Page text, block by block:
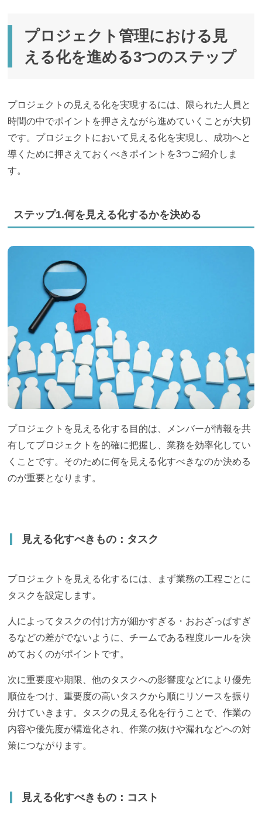
プロジェクト管理における見
える化を進める3つのステップ
プロジェクトの見える化を実現するには、限られた人員と
時間の中でポイントを押さえながら進めていくことが大切
です。プロジェクトにおいて見える化を実現し、成功へと
導くために押さえておくべきポイントを3つご紹介しま
す。
ステップ1.何を見える化するかを決める
プロジェクトを見える化する目的は、メンバーが情報を共
有してプロジェクトを的確に把握し、業務を効率化してい
くことです。そのために何を見える化すべきなのか決める
のが重要となります。
見える化すべきもの：タスク
プロジェクトを見える化するには、まず業務の工程ごとに
タスクを設定します。
人によってタスクの付け方が細かすぎる・おおざっぱすぎ
るなどの差がでないように、チームである程度ルールを決
めておくのがポイントです。
次に重要度や期限、他のタスクへの影響度などにより優先
順位をつけ、重要度の高いタスクから順にリソースを振り
分けていきます。タスクの見える化を行うことで、作業の
内容や優先度が構造化され、作業の抜けや漏れなどへの対
策につながります。
見える化すべきもの：コスト